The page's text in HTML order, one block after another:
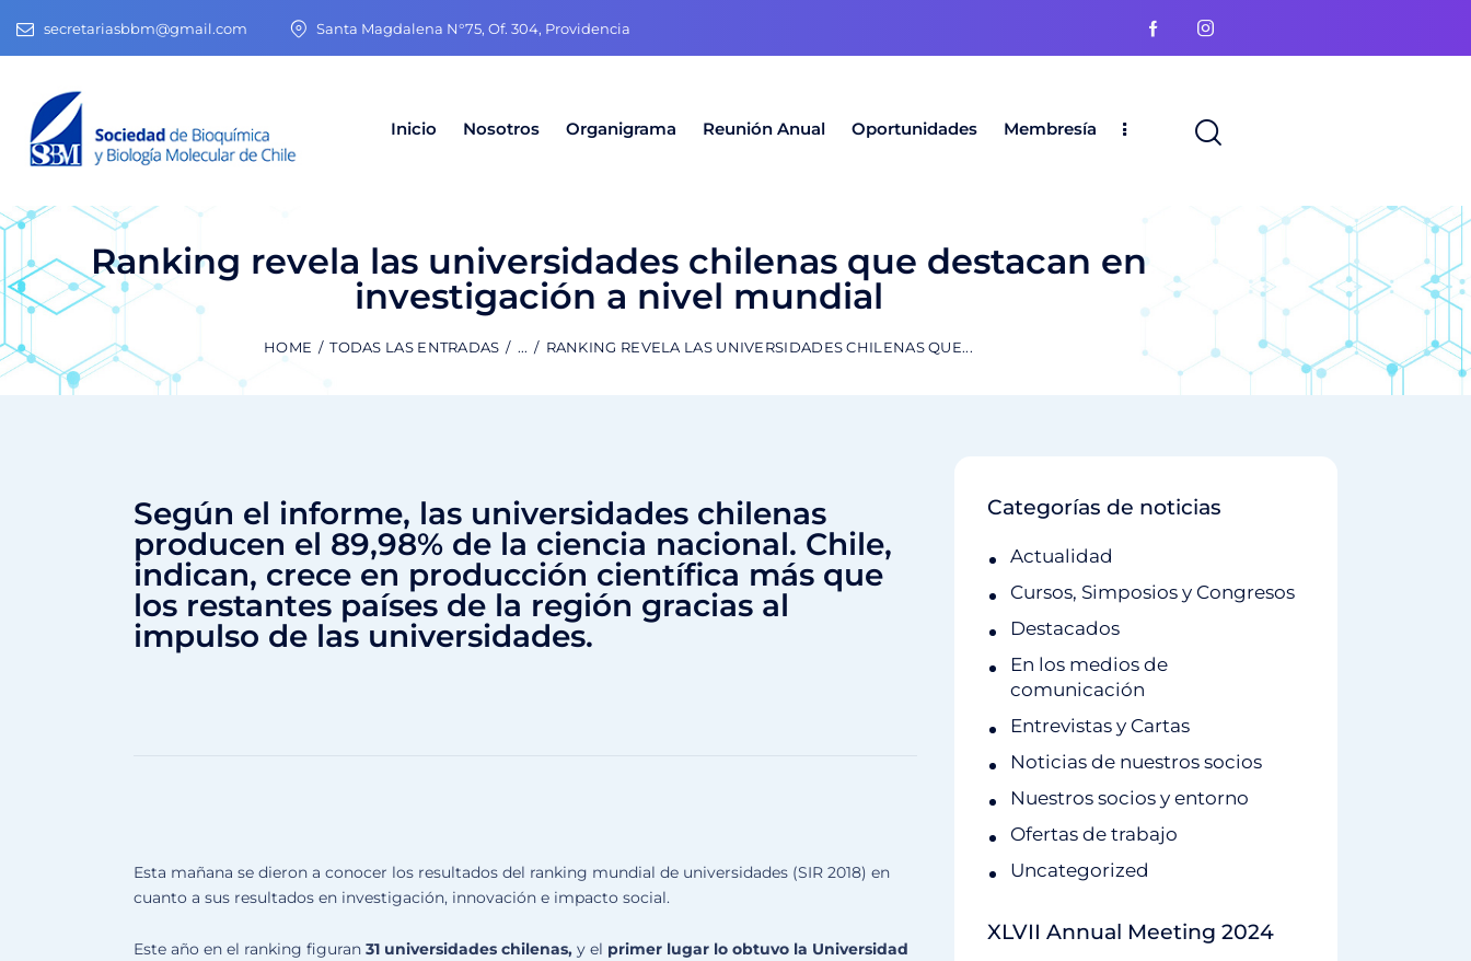
secretariasbbm@gmail.com Santa Magdalena N°75, Of. 304, Providencia
Inicio Nosotros Organigrama Reunión Anual Oportunidades Membresía
Ranking revela las universidades chilenas que destacan en
investigación a nivel mundial
HOME TODAS LAS ENTRADAS ... RANKING REVELA LAS UNIVERSIDADES CHILENAS QUE...
Según el informe, las universidades chilenas
producen el 89,98% de la ciencia nacional. Chile,
indican, crece en producción científica más que
los restantes países de la región gracias al
impulso de las universidades.
Esta mañana se dieron a conocer los resultados del ranking mundial de universidades (SIR 2018) en
cuanto a sus resultados en investigación, innovación e impacto social.
Este año en el ranking figuran 31 universidades chilenas, y el primer lugar lo obtuvo la Universidad
Categorías de noticias
Actualidad
Cursos, Simposios y Congresos
Destacados
En los medios de
comunicación
Entrevistas y Cartas
Noticias de nuestros socios
Nuestros socios y entorno
Ofertas de trabajo
Uncategorized
XLVII Annual Meeting 2024